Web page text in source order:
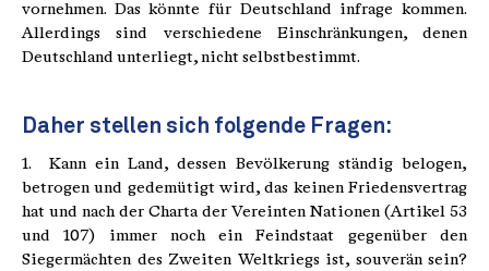
vornehmen. Das könnte für Deutschland infrage kommen.
Allerdings sind verschiedene Einschränkungen, denen
Deutschland unterliegt, nicht selbstbestimmt.
Daher stellen sich folgende Fragen:
1. Kann ein Land, dessen Bevölkerung ständig belogen,
betrogen und gedemütigt wird, das keinen Friedensvertrag
hat und nach der Charta der Vereinten Nationen (Artikel 53
und 107) immer noch ein Feindstaat gegenüber den
Siegermächten des Zweiten Weltkriegs ist, souverän sein?